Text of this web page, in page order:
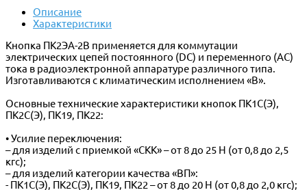
Описание
Характеристики
Кнопка ПК2ЭА-2В применяется для коммутации
электрических цепей постоянного (DC) и переменного (AC)
тока в радиоэлектронной аппаратуре различного типа.
Изготавливаются с климатическим исполнением «В».
Основные технические характеристики кнопок ПК1С(Э),
ПК2С(Э), ПК19, ПК22:
• Усилие переключения:
– для изделий с приемкой «СКК» – от 8 до 25 Н (от 0,8 до 2,5
кгс);
– для изделий категории качества «ВП»:
- ПК1С(Э), ПК2С(Э), ПК19, ПК22 – от 8 до 20 Н (от 0,8 до 2,0 кгс);